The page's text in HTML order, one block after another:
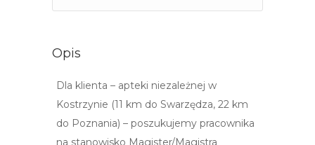
Opis
Dla klienta – apteki niezależnej w
Kostrzynie (11 km do Swarzędza, 22 km
do Poznania) – poszukujemy pracownika
na stanowisko Magister/Magistra